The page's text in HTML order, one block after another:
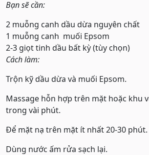
Bạn sẽ cần:
2 muỗng canh dầu dừa nguyên chất
1 muỗng canh muối Epsom
2-3 giọt tinh dầu bất kỳ (tùy chọn)
Cách làm:
Trộn kỹ dầu dừa và muối Epsom.
Massage hỗn hợp trên mặt hoặc khu
trong vài phút.
Để mặt nạ trên mặt ít nhất 20-30 phút.
Dùng nước ấm rửa sạch lại.